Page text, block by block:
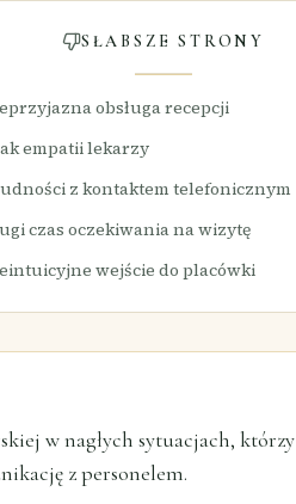
SŁABSZE STRONY
obsługa recepcji
empatii lekarzy
z kontaktem telefonicznym
czas oczekiwania na wizytę
wejście do placówki
w nagłych sytuacjach, którzy
z personelem.